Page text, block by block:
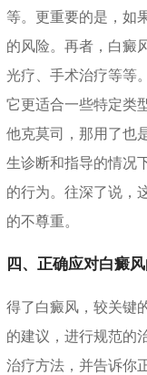
等。更重要的是，如
的风险。再者，白癜
光疗、手术治疗等等
它更适合一些特定类
他克莫司，那用了也
生诊断和指导的情况
的行为。往深了说，
的不尊重。
四、正确应对白癜
得了白癜风，较关键
的建议，进行规范的
治疗方法，并告诉你